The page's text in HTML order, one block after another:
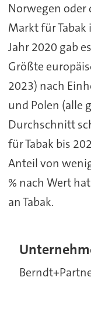
Norwegen oder
Markt für
Jahr 2020 gab
Größte
2023) nach
und Polen (alle
Durchschnitt
für Tabak bis
Anteil von
% nach Wert
an Tabak.